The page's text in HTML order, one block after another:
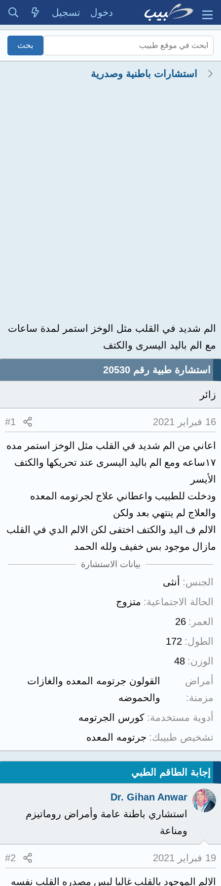
دخول تسجيل
استشارات باطنية وصدرية
الم شديد في القلب مثل الوخز استمر لمدة ساعات
مع الم باليد اليسرى والكتف
استشارة طبية رقم 20530
زائر
16 فبراير 2021 #1
اعاني من الم شديد في القلب مثل الوخز استمر مده
١٧ساعه ومع الم باليد اليسرى عند تحريكها والكتف
الأيسر
ودخلت للطبيب واعطاني علاج لجرتومه المعده
والعلاج لم ينتهي بعد ولكن
الالم ف اليد والكتف اختفى لكن الالم الدي في القلب
مازال موجود بس خفيف ولله الحمد
بيانات الاستشارة
الجنس
أنثى
الحالة الاجتماعية
متزوج
العمر
26
الطول 172
الوزن 48
أمراض
مزمنة
القولون جرتومه المعده والغازات
والحموضه
أدوية مستخدمة كورس الجرتومه
تشخيص طبيبك جرتومه المعده
إجابة الطاقم الطبي
Dr. Gihan Anwar
استشاري باطنة عامة وأمراض روماتيزم
ومناعة
19 فبراير 2021 #2
الالم الموجود بالقلب غالبا ليس مصدره القلب نفسه